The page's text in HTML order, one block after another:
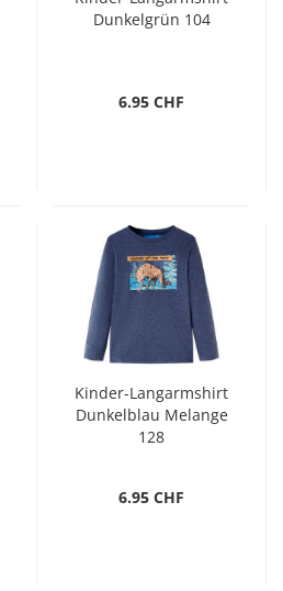
Dunkelgrün 104
6.95 CHF
Kinder-Langarmshirt
Dunkelblau Melange
128
6.95 CHF